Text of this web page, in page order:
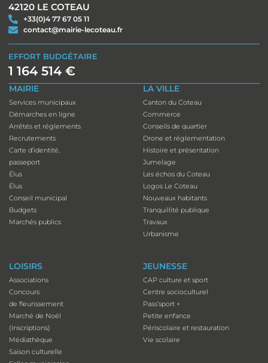
42120 LE COTEAU
+33(0)4 77 67 05 11
contact@mairie-lecoteau.fr
EFFORT BUDGÉTAIRE
1 164 514 €
MAIRIE
Services municipaux
Démarches en ligne
Arrêtés et réglements
Recrutements
Carte d’identité,
passeport
Élus
Élus
Conseil municipal
Budgets
Marchés publics
LA VILLE
Canton du Coteau
Commerce
Conseils de quartier
Drone et réglementation
Histoire et présentation
Jumelage
Les échos du Coteau
Logos Le Coteau
Nouveaux habitants
Tranquillité publique
Travaux
Urbanisme
LOISIRS
Associations
Concours
de fleurissement
Marché de Noël
(Inscriptions)
Médiathèque
Saison culturelle
JEUNESSE
CAP culture et sport
Centre socioculturel
Pass’sport +
Petite enfance
Périscolaire et restauration
Vie scolaire